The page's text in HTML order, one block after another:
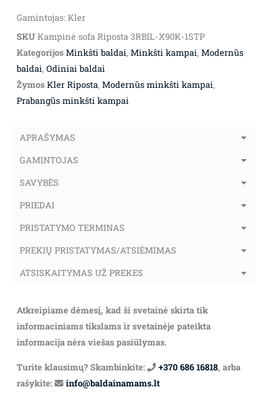
Gamintojas: Kler
SKU Kampinė sofa Riposta 3RBIL-X90K-1STP
Kategorijos Minkšti baldai, Minkšti kampai, Modernūs
baldai, Odiniai baldai
Žymos Kler Riposta, Modernūs minkšti kampai,
Prabangūs minkšti kampai
APRAŠYMAS
GAMINTOJAS
SAVYBĖS
PRIEDAI
PRISTATYMO TERMINAS
PREKIŲ PRISTATYMAS/ATSIĖMIMAS
ATSISKAITYMAS UŽ PREKES
Atkreipiame dėmesį, kad ši svetainė skirta tik
informaciniams tikslams ir svetainėje pateikta
informacija nėra viešas pasiūlymas.
Turite klausimų? Skambinkite: +370 686 16818, arba
rašykite:
info@baldainamams.lt